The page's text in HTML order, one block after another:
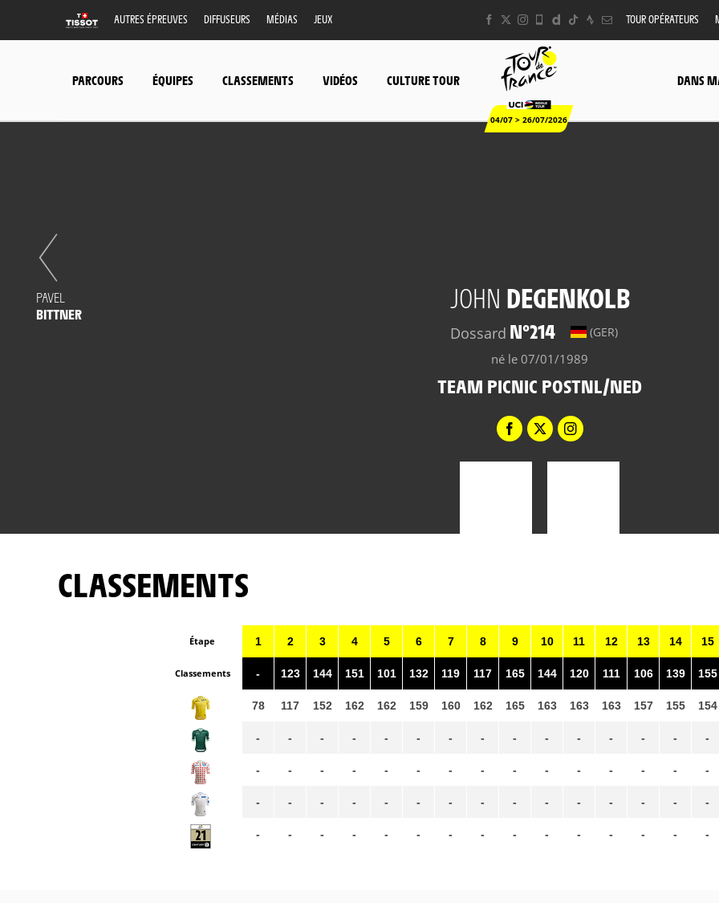
AUTRES ÉPREUVES DIFFUSEURS MÉDIAS JEUX TOUR OPÉRATEURS
PARCOURS ÉQUIPES CLASSEMENTS VIDÉOS CULTURE TOUR
04/07 > 26/07/2026
DANS
JOHN DEGENKOLB
Dossard N°214 (GER)
né le 07/01/1989
TEAM PICNIC POSTNL/NED
PAVEL
BITTNER
CLASSEMENTS
Étape
Classements
1
-
78
-
-
-
-
2
123
117
-
-
-
-
3
144
152
-
-
-
-
4
151
162
-
-
-
-
5
101
162
-
-
-
-
6
132
159
-
-
-
-
7
119
160
-
-
-
-
8
117
162
-
-
-
-
9
165
165
-
-
-
-
10
144
163
-
-
-
-
11
120
163
-
-
-
-
12
111
163
-
-
-
-
13
106
157
-
-
-
-
14
139
155
-
-
-
-
15
155
154
-
-
-
-